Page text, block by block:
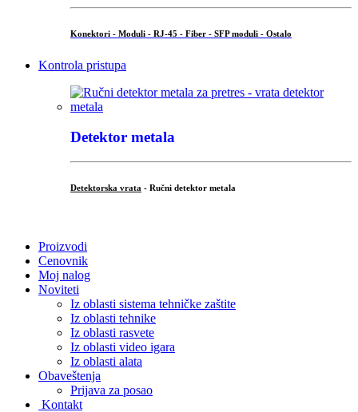
Konektori - Moduli - RJ-45 - Fiber - SFP moduli - Ostalo
Kontrola pristupa
Detektor metala
Detektorska vrata - Ručni detektor metala
Proizvodi
Cenovnik
Moj nalog
Noviteti
Iz oblasti sistema tehničke zaštite
Iz oblasti tehnike
Iz oblasti rasvete
Iz oblasti video igara
Iz oblasti alata
Obaveštenja
Prijava za posao
Kontakt